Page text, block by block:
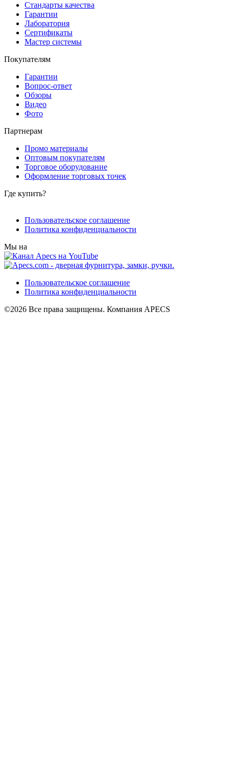
Стандарты качества
Гарантии
Лаборатория
Сертификаты
Мастер системы
Покупателям
Гарантии
Вопрос-ответ
Обзоры
Видео
Фото
Партнерам
Промо материалы
Оптовым покупателям
Торговое оборудование
Оформление торговых точек
Где купить?
Пользовательское соглашение
Политика конфиденциальности
Мы на
Пользовательское соглашение
Политика конфиденциальности
©2026 Все права защищены. Компания APECS